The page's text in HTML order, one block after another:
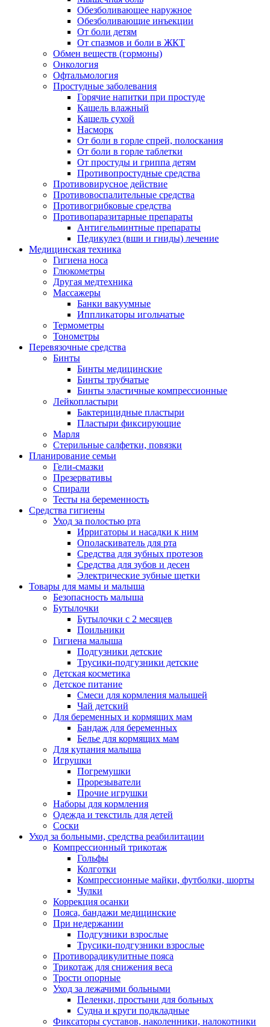
Обезболивающее наружное
Обезболивающие инъекции
От боли детям
От спазмов и боли в ЖКТ
Обмен веществ (гормоны)
Онкология
Офтальмология
Простудные заболевания
Горячие напитки при простуде
Кашель влажный
Кашель сухой
Насморк
От боли в горле спрей, полоскания
От боли в горле таблетки
От простуды и гриппа детям
Противопростудные средства
Противовирусное действие
Противовоспалительные средства
Противогрибковые средства
Противопаразитарные препараты
Антигельминтные препараты
Педикулез (вши и гниды) лечение
Медицинская техника
Гигиена носа
Глюкометры
Другая медтехника
Массажеры
Банки вакуумные
Иппликаторы игольчатые
Термометры
Тонометры
Перевязочные средства
Бинты
Бинты медицинские
Бинты трубчатые
Бинты эластичные компрессионные
Лейкопластыри
Бактерицидные пластыри
Пластыри фиксирующие
Марля
Стерильные салфетки, повязки
Планирование семьи
Гели-смазки
Презервативы
Спирали
Тесты на беременность
Средства гигиены
Уход за полостью рта
Ирригаторы и насадки к ним
Ополаскиватель для рта
Средства для зубных протезов
Средства для зубов и десен
Электрические зубные щетки
Товары для мамы и малыша
Безопасность малыша
Бутылочки
Бутылочки с 2 месяцев
Поильники
Гигиена малыша
Подгузники детские
Трусики-подгузники детские
Детская косметика
Детское питание
Смеси для кормления малышей
Чай детский
Для беременных и кормящих мам
Бандаж для беременных
Белье для кормящих мам
Для купания малыша
Игрушки
Погремушки
Прорезыватели
Прочие игрушки
Наборы для кормления
Одежда и текстиль для детей
Соски
Уход за больными, средства реабилитации
Компрессионный трикотаж
Гольфы
Колготки
Компрессионные майки, футболки, шорты
Чулки
Коррекция осанки
Пояса, бандажи медицинские
При недержании
Подгузники взрослые
Трусики-подгузники взрослые
Противорадикулитные пояса
Трикотаж для снижения веса
Трости опорные
Уход за лежачими больными
Пеленки, простыни для больных
Судна и круги подкладные
Фиксаторы суставов, наколенники, налокотники